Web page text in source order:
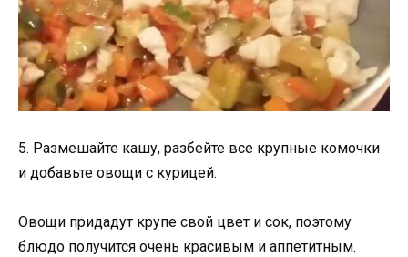
5. Размешайте кашу, разбейте все крупные комочки
и добавьте овощи с курицей.
Овощи придадут крупе свой цвет и сок, поэтому
блюдо получится очень красивым и аппетитным.